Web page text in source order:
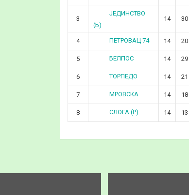
3
ЈЕДИНСТВО
(Б)
14 30
4 ПЕТРОВАЦ 74 14 20
5 БЕЛПОС 14 29
6 ТОРПЕДО 14 21
7 МРОВСКА 14 18
8 СЛОГА (Р) 14 13